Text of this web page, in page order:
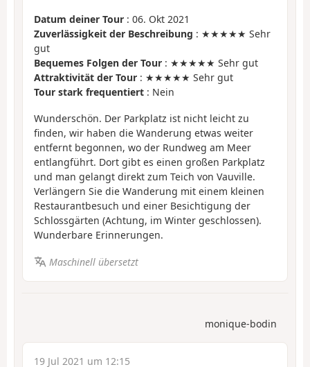
Datum deiner Tour : 06. Okt 2021
Zuverlässigkeit der Beschreibung : ★★★★★ Sehr
gut
Bequemes Folgen der Tour : ★★★★★ Sehr gut
Attraktivität der Tour : ★★★★★ Sehr gut
Tour stark frequentiert : Nein
Wunderschön. Der Parkplatz ist nicht leicht zu
finden, wir haben die Wanderung etwas weiter
entfernt begonnen, wo der Rundweg am Meer
entlangführt. Dort gibt es einen großen Parkplatz
und man gelangt direkt zum Teich von Vauville.
Verlängern Sie die Wanderung mit einem kleinen
Restaurantbesuch und einer Besichtigung der
Schlossgärten (Achtung, im Winter geschlossen).
Wunderbare Erinnerungen.
Maschinell übersetzt
monique-bodin
19 Jul 2021 um 12:15